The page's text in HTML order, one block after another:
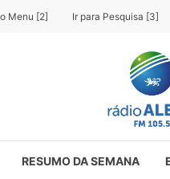
Menu [2] Ir para Pesquisa [3]
RESUMO DA SEMANA